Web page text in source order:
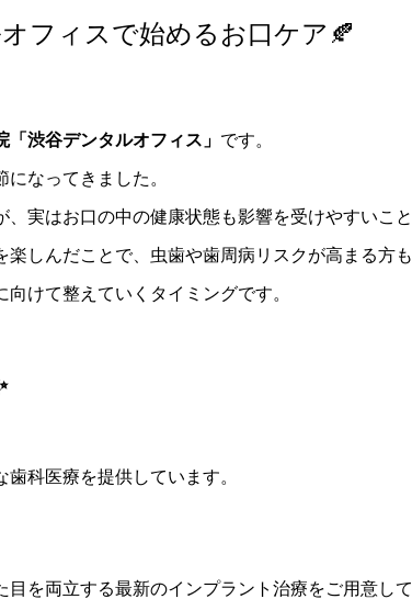
フィスで始めるお口ケア🍂
渋谷デンタルオフィス」 です。
なってきました。
実はお口の中の健康状態も影響を受けやすいこ
しんだことで、虫歯や歯周病リスクが高まる方
けて整えていくタイミングです。
科医療を提供しています。
を両立する最新のインプラント治療をご用意し